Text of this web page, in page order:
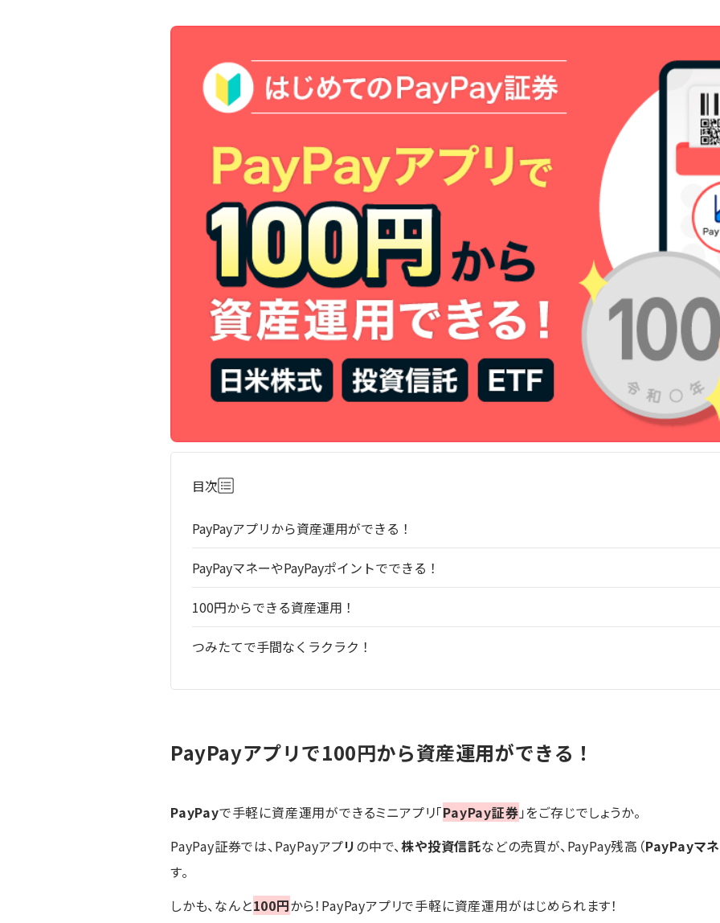
目次
PayPayアプリから資産運用ができる！
PayPayマネーやPayPayポイントでできる！
100円からできる資産運用！
つみたてで手間なくラクラク！
PayPayアプリで100円から資産運用ができる！
PayPayで手軽に資産運用ができるミニアプリ「PayPay証券 」をご存じでしょうか。
PayPay証券では、PayPayアプリの中で、株や投資信託などの売買が、PayPay残高（PayPayマ
す。
しかも、なんと100円から！PayPayアプリで手軽に資産運用がはじめられます！